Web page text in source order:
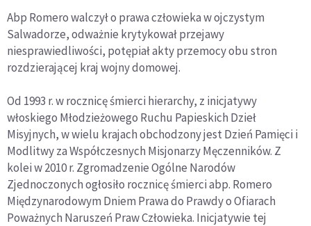
Abp Romero walczył o prawa człowieka w ojczystym
Salwadorze, odważnie krytykował przejawy
niesprawiedliwości, potępiał akty przemocy obu stron
rozdzierającej kraj wojny domowej.
Od 1993 r. w rocznicę śmierci hierarchy, z inicjatywy
włoskiego Młodzieżowego Ruchu Papieskich Dzieł
Misyjnych, w wielu krajach obchodzony jest Dzień Pamięci i
Modlitwy za Współczesnych Misjonarzy Męczenników. Z
kolei w 2010 r. Zgromadzenie Ogólne Narodów
Zjednoczonych ogłosiło rocznicę śmierci abp. Romero
Międzynarodowym Dniem Prawa do Prawdy o Ofiarach
Poważnych Naruszeń Praw Człowieka. Inicjatywie tej